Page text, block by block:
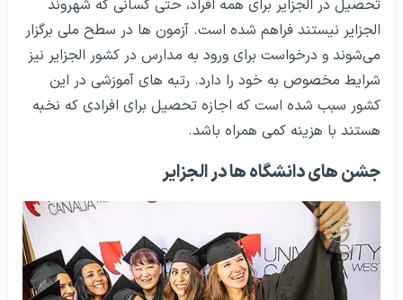
تحصیل در الجزایر برای همه افراد، حتی کسانی که شهروند
الجزایر نیستند فراهم شده است. آزمون ها در سطح ملی برگزار
می‌شوند و درخواست برای ورود به مدارس در کشور الجزایر نیز
شرایط مخصوص به خود را دارد. رتبه های آموزشی در این
کشور سبب شده است که اجازه تحصیل برای افرادی که نخبه
هستند با هزینه کمی همراه باشد.
جشن های دانشگاه ها در الجزایر